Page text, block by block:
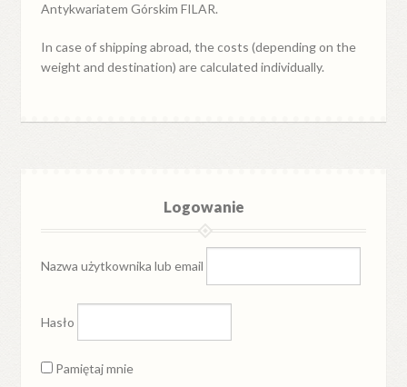
Antykwariatem Górskim FILAR.
In case of shipping abroad, the costs (depending on the
weight and destination) are calculated individually.
Logowanie
Nazwa użytkownika lub email
Hasło
Pamiętaj mnie